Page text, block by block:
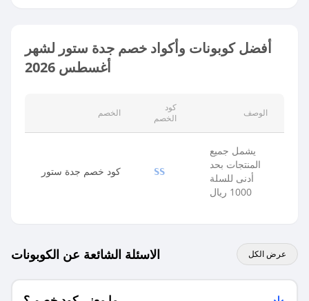
أفضل كوبونات وأكواد خصم جدة ستور لشهر
أغسطس 2026
الخصم
كود
الخصم
الوصف
كود خصم جدة ستور SS
يشمل جميع
المنتجات بحد
أدنى للسلة
1000 ريال
الاسئلة الشائعة عن الكوبونات عرض الكل